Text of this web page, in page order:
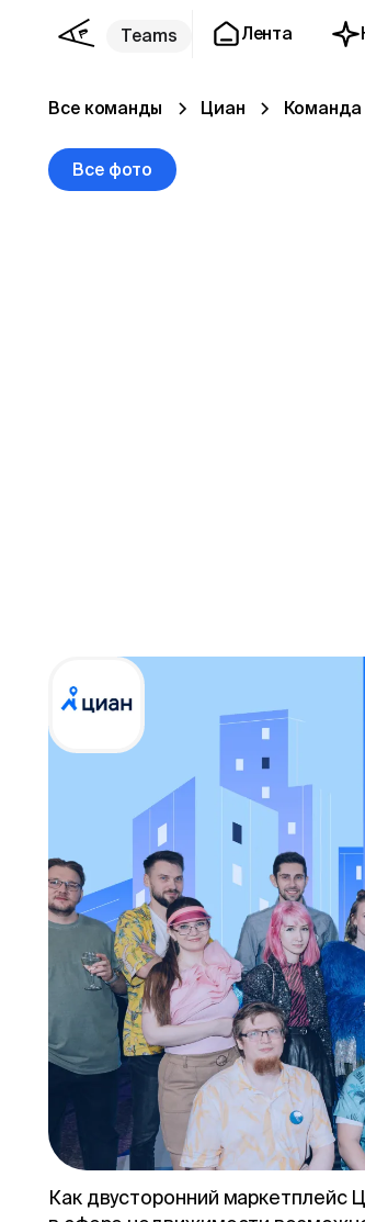
Teams Лента
Все команды Циан Команда
Все фото
Команда
digital nomads Батуми
Стамбул
Тбилиси Санкт-
Циан — это proptech-компания.
приложение Циан, где можно
сделку онлайн, подобрать и
информацию для принятия
Ежемесячно Циан посещают
публикуется 2.2 млн объявлений
Как двусторонний маркетплейс